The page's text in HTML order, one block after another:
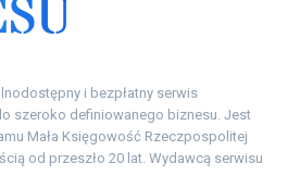
i bezpłatny serwis
szeroko definiowanego biznesu. Jest
Mała Księgowość Rzeczpospolitej
od przeszło 20 lat. Wydawcą serwisu